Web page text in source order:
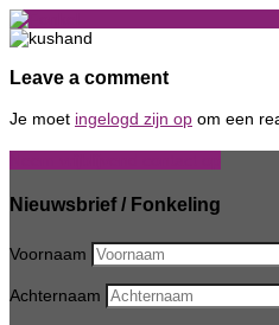
Leave a comment
Je moet ingelogd zijn op om een
Nieuwsbrief / Fonkeling
Voornaam
Achternaam